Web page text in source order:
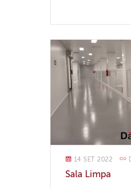
14 SET 2022
Sala Limpa